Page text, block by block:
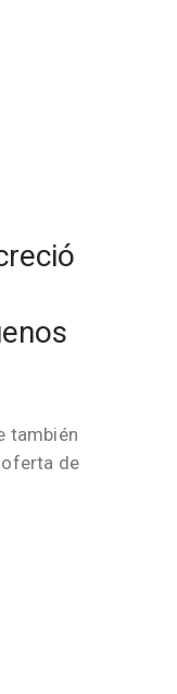
también
de